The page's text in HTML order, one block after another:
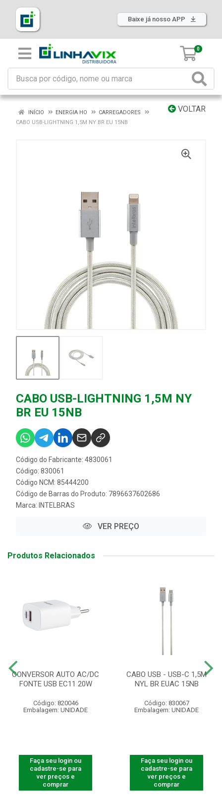
Baixe já nosso APP
0
VOLTAR
INÍCIO ENERGIA HO
CARREGADORES
CABO USB-LIGHTNING 1,5M NY BR EU 15NB
CABO USB-LIGHTNING 1,5M NY
BR EU 15NB
Código do Fabricante: 4830061
Código: 830061
Código NCM: 85444200
Código de Barras do Produto: 7896637602686
Marca: INTELBRAS
VER PREÇO
Produtos Relacionados
CONVERSOR AUTO AC/DC
FONTE USB EC11 20W
Código: 820046
Embalagem: UNIDADE
Faça seu login ou
cadastre-se para
ver preços e
comprar
CABO USB - USB-C 1,5M
NYL BR EUAC 15NB
Código: 830067
Embalagem: UNIDADE
Faça seu login ou
cadastre-se para
ver preços e
comprar